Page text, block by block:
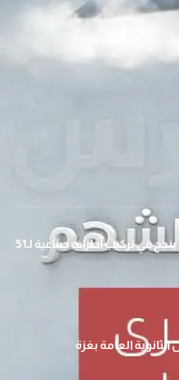
المستشفى الإماراتي العائم ينجح في تركيب أطراف صناعية لـ51